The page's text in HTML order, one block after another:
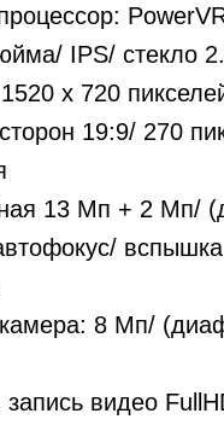
IPS/ стекло
х 720
19:9/ 270
13 Мп + 2 Мп/
вспышка
8 Мп/
видео